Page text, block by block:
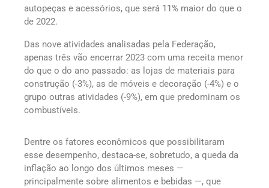
autopeças e acessórios, que será 11% maior do que o
de 2022.
Das nove atividades analisadas pela Federação,
apenas três vão encerrar 2023 com uma receita menor
do que o do ano passado: as lojas de materiais para
construção (-3%), as de móveis e decoração (-4%) e o
grupo outras atividades (-9%), em que predominam os
combustíveis.
Dentre os fatores econômicos que possibilitaram
esse desempenho, destaca-se, sobretudo, a queda da
inflação ao longo dos últimos meses —
principalmente sobre alimentos e bebidas —, que